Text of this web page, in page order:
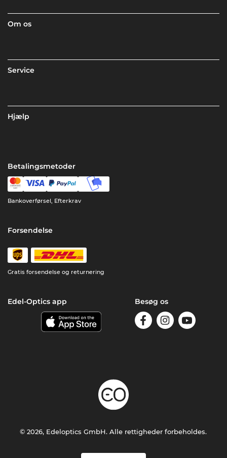
Om os
Service
Hjælp
Betalingsmetoder
Bankoverførsel, Efterkrav
Forsendelse
Gratis forsendelse og returnering
Edel-Optics app Besøg os
© 2026, Edeloptics GmbH. Alle rettigheder forbeholdes.